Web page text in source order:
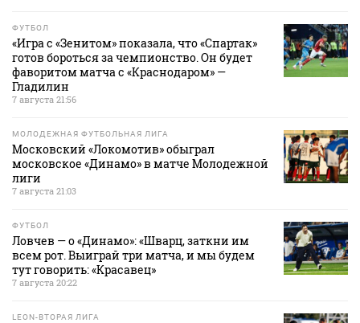
ФУТБОЛ
«Игра с «Зенитом» показала, что «Спартак»
готов бороться за чемпионство. Он будет
фаворитом матча с «Краснодаром» —
Гладилин
7 августа 21:56
МОЛОДЕЖНАЯ ФУТБОЛЬНАЯ ЛИГА
Московский «Локомотив» обыграл
московское «Динамо» в матче Молодежной
лиги
7 августа 21:03
ФУТБОЛ
Ловчев — о «Динамо»: «Шварц, заткни им
всем рот. Выиграй три матча, и мы будем
тут говорить: «Красавец»
7 августа 20:22
LEON-ВТОРАЯ ЛИГА